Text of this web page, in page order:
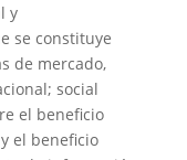
y
se constituye
de mercado,
social
el beneficio
el beneficio